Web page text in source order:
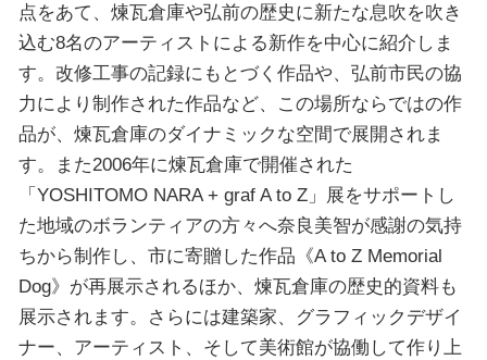
点をあて、煉瓦倉庫や弘前の歴史に新たな息吹を吹き
込む8名のアーティストによる新作を中心に紹介しま
す。改修工事の記録にもとづく作品や、弘前市民の協
力により制作された作品など、この場所ならではの作
品が、煉瓦倉庫のダイナミックな空間で展開されま
す。また2006年に煉瓦倉庫で開催された
「YOSHITOMO NARA + graf A to Z」展をサポートし
た地域のボランティアの方々へ奈良美智が感謝の気持
ちから制作し、市に寄贈した作品《A to Z Memorial
Dog》が再展示されるほか、煉瓦倉庫の歴史的資料も
展示されます。さらには建築家、グラフィックデザイ
ナー、アーティスト、そして美術館が協働して作り上